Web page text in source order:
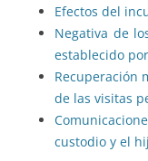
Efectos del
Negativa de
establecido
Recuperación
de las visitas
custodio y el